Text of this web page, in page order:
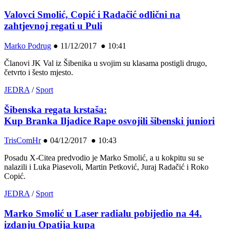
Valovci Smolić, Copić i Radačić odlični na
zahtjevnoj regati u Puli
Marko Podrug ● 11/12/2017 ● 10:41
Članovi JK Val iz Šibenika u svojim su klasama postigli drugo,
četvrto i šesto mjesto.
JEDRA / Sport
Šibenska regata krstaša:
Kup Branka Iljadice Rape osvojili šibenski juniori
TrisComHr● 04/12/2017 ● 10:43
Posadu X-Citea predvodio je Marko Smolić, a u kokpitu su se
nalazili i Luka Piasevoli, Martin Petković, Juraj Radačić i Roko
Copić.
JEDRA / Sport
Marko Smolić u Laser radialu pobijedio na 44.
izdanju Opatija kupa